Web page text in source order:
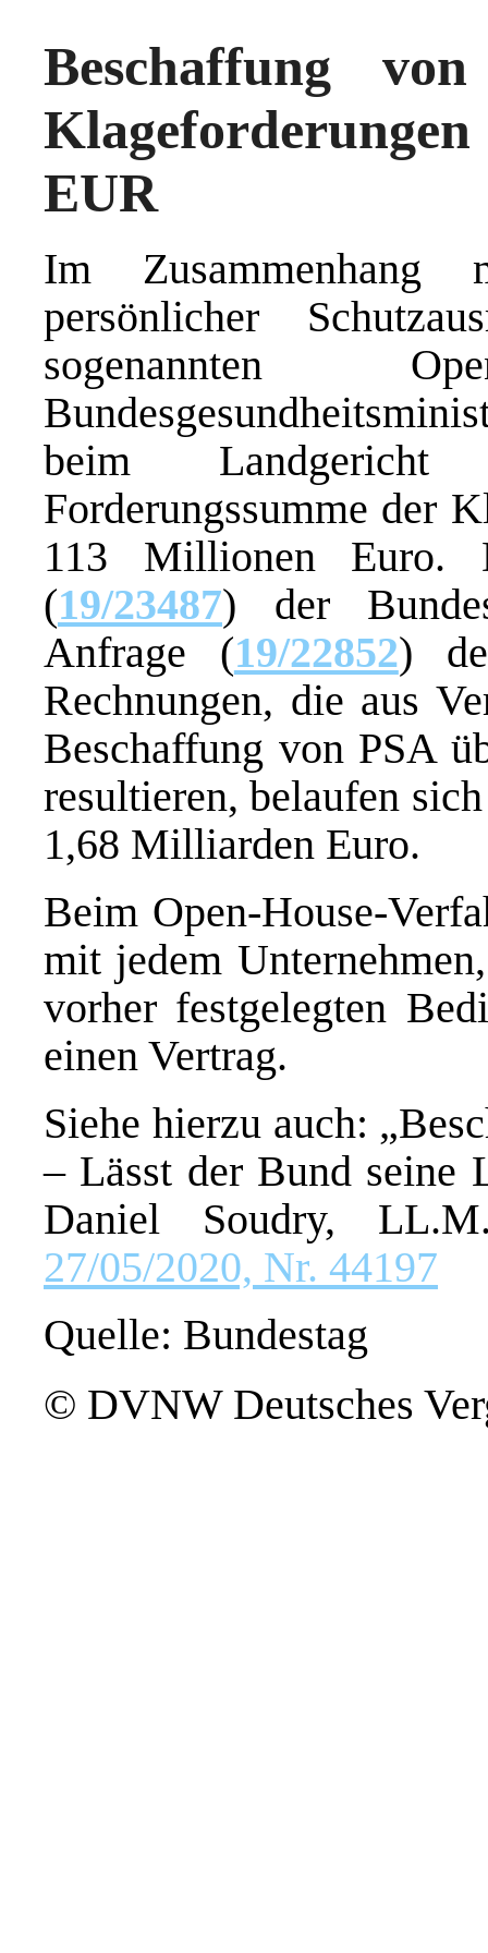
Beschaffung
EUR
Im
persönlicher
sogenannten
beim
Forderungssumme der
113 Millionen Euro.
(19/23487) der
Anfrage (19/22852)
Rechnungen, die aus
Beschaffung von PSA
resultieren, belaufen
1,68 Milliarden Euro.
Beim Open-House-
mit jedem
vorher festgelegten
einen Vertrag.
Siehe hierzu auch:
– Lässt der Bund seine
Daniel Soudry,
27/05/2020, Nr. 44197
Quelle: Bundestag